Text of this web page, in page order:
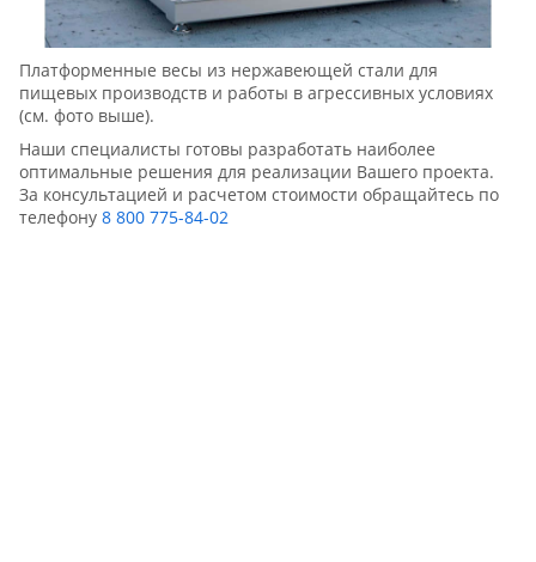
Платформенные весы из нержавеющей стали для
пищевых производств и работы в агрессивных условиях
(см. фото выше).
Наши специалисты готовы разработать наиболее
оптимальные решения для реализации Вашего проекта.
За консультацией и расчетом стоимости обращайтесь по
телефону 8 800 775-84-02